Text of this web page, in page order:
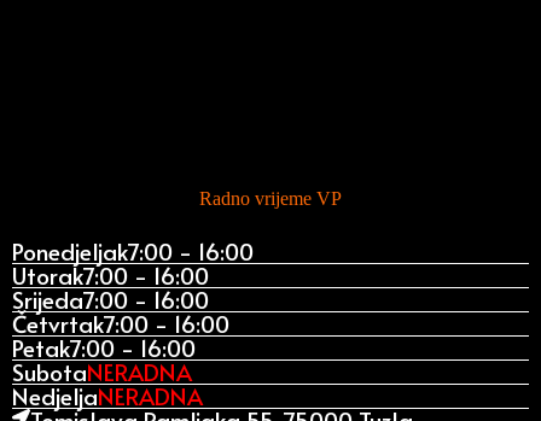
Radno vrijeme VP
Ponedjeljak7:00 - 16:00
Utorak7:00 - 16:00
Srijeda7:00 - 16:00
Četvrtak7:00 - 16:00
Petak7:00 - 16:00
SubotaNERADNA
NedjeljaNERADNA